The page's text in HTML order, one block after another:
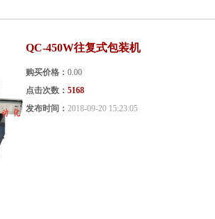
QC-450W往复式包装机
购买价格： 0.00
点击次数： 5168
发布时间： 2018-09-20 15:23:05